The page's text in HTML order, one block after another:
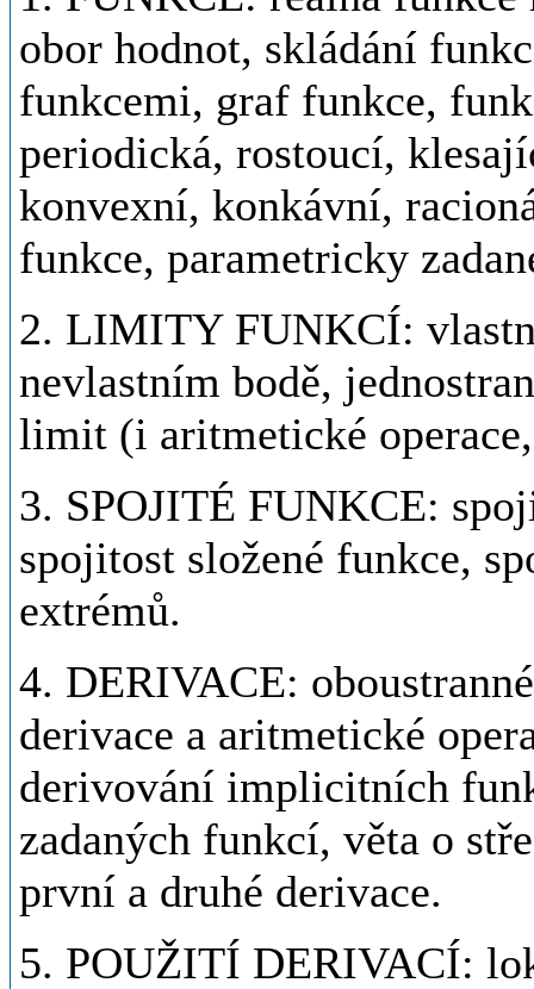
obor hodnot, skládání
funkcemi, graf funkce,
periodická, rostoucí,
konvexní, konkávní,
funkce, parametricky
2. LIMITY FUNKCÍ:
nevlastním bodě,
limit (i aritmetické
3. SPOJITÉ FUNKCE:
spojitost složené funkce,
extrémů.
4. DERIVACE:
derivace a aritmetické
derivování implicitních
zadaných funkcí, věta o
první a druhé derivace.
5. POUŽITÍ DERIVACÍ: